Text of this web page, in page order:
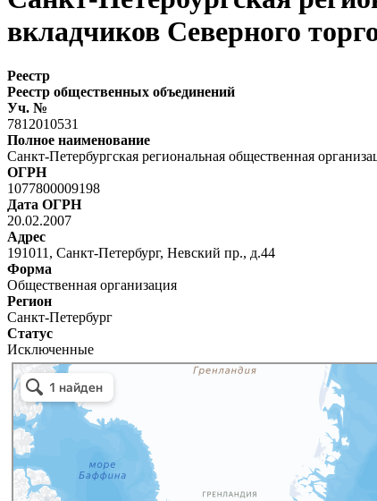
вкладчиков Северного
Реестр
Реестр общественных объединений
Уч. №
7812010531
Полное наименование
Санкт-Петербургская региональная общественная
ОГРН
1077800009198
Дата ОГРН
20.02.2007
Адрес
191011, Санкт-Петербург, Невский пр., д.44
Форма
Общественная организация
Регион
Санкт-Петербург
Статус
Исключенные